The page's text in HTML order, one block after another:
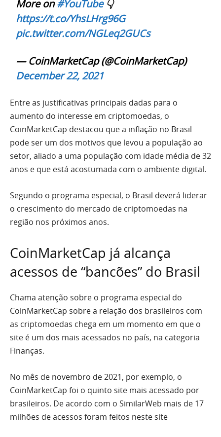
More on#YouTube👇
https://t.co/YhsLHrg96G
pic.twitter.com/NGLeq2GUCs
— CoinMarketCap (@CoinMarketCap)
December 22, 2021
Entre as justificativas principais dadas para o
aumento do interesse em criptomoedas, o
CoinMarketCap destacou que a inflação no Brasil
pode ser um dos motivos que levou a população ao
setor, aliado a uma população com idade média de 32
anos e que está acostumada com o ambiente digital.
Segundo o programa especial, o Brasil deverá liderar
o crescimento do mercado de criptomoedas na
região nos próximos anos.
CoinMarketCap já alcança
acessos de “bancões” do Brasil
Chama atenção sobre o programa especial do
CoinMarketCap sobre a relação dos brasileiros com
as criptomoedas chega em um momento em que o
site é um dos mais acessados no país, na categoria
Finanças.
No mês de novembro de 2021, por exemplo, o
CoinMarketCap foi o quinto site mais acessado por
brasileiros. De acordo com o SimilarWeb mais de 17
milhões de acessos foram feitos neste site